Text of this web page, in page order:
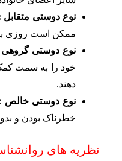
نوع دوستی متقابل
ممکن است روزی
نوع دوستی
خود را به سمت
دهند.
نوع دوستی خالص
خطرناک بودن و
نظریه های